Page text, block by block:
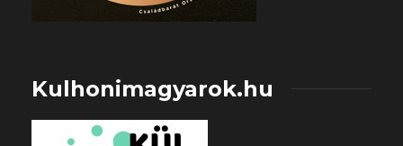
Kulhonimagyarok.hu